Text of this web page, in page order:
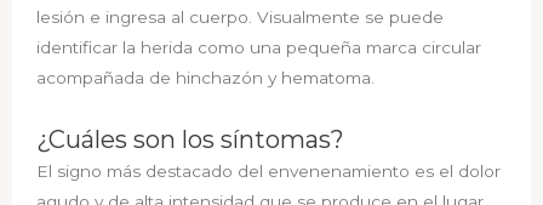
lesión e ingresa al cuerpo. Visualmente se puede
identificar la herida como una pequeña marca circular
acompañada de hinchazón y hematoma.
¿Cuáles son los síntomas?
El signo más destacado del envenenamiento es el dolor